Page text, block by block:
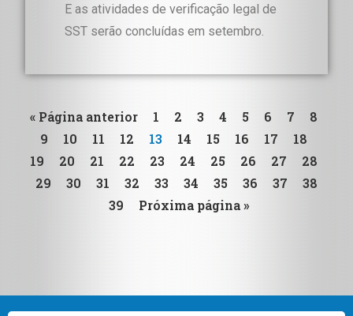
E as atividades de verificação legal de
SST serão concluídas em setembro.
« Página anterior 1 2 3 4 5 6 7
8
9
10 11 12 13 14 15 16 17
18
19
20 21 22 23 24 25 26 27
28
29
30 31 32 33 34 35 36 37
38
39
Próxima página »